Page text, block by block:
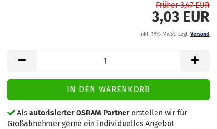
Früher 3,47 EUR
3,03 EUR
inkl. 19% MwSt. zzgl. Versand
Als autorisierter OSRAM Partnererstellen wir für
Großabnehmer gerne ein individuelles Angebot